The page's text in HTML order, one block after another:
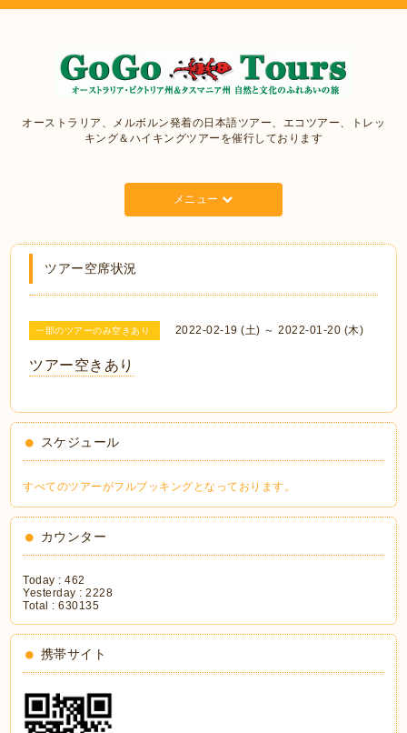
オーストラリア、メルボルン発着の日本語ツアー、エコツアー、トレッ
キング＆ハイキングツアーを催行しております
メニュー
ツアー空席状況
一部のツアーのみ空きあり 2022-02-19 (土) ～ 2022-01-20 (木)
ツアー空きあり
スケジュール
すべてのツアーがフルブッキングとなっております。
カウンター
Today :462
Yesterday :2228
Total :630135
携帯サイト